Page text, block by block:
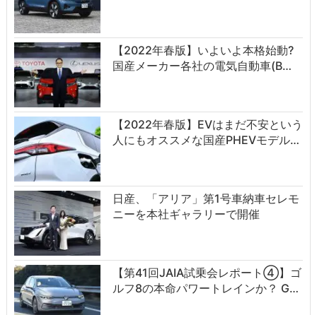
【2022年春版】いよいよ本格始動?
国産メーカー各社の電気自動車(B…
【2022年春版】EVはまだ不安という
人にもオススメな国産PHEVモデル…
日産、「アリア」第1号車納車セレモ
ニーを本社ギャラリーで開催
【第41回JAIA試乗会レポート④】ゴ
ルフ8の本命パワートレインか？ G…